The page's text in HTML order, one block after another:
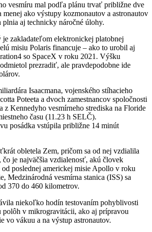
vesmíru mal podľa plánu trvať približne dve
ako výstupy kozmonautov a astronautov
plnia aj technicky náročné úlohy.
je zakladateľom elektronickej platobnej
misiu Polaris financuje – ako to urobil aj
so SpaceX v roku 2021. Výšku
prezradiť, ale pravdepodobne ide
Isaacmana, vojenského stíhacieho
Poteeta a dvoch zamestnancov spoločnosti
z Kennedyho vesmírneho strediska na Floride
času (11.23 h SELČ).
posádka vstúpila približne 14 minút
obletela Zem, pričom sa od nej vzdialila
čo je najväčšia vzdialenosť, akú človek
poslednej americkej misie Apollo v roku
Medzinárodná vesmírna stanica (ISS) sa
370 do 460 kilometrov.
niekoľko hodín testovaním pohyblivosti
polôh v mikrogravitácii, ako aj prípravou
vo vákuu a na výstup astronautov.